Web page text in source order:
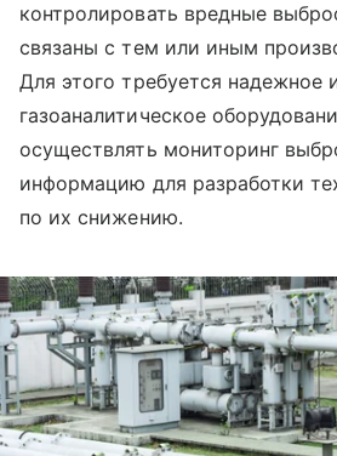
контролировать вредные
связаны с тем или иным
Для этого требуется надежное
газоаналитическое
осуществлять мониторинг
информацию для разработки
по их снижению.